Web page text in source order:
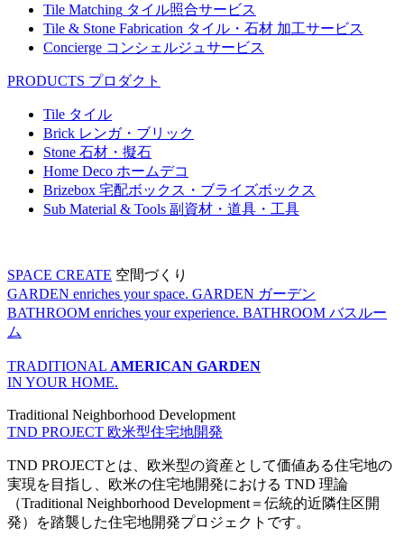
Tile Matching タイル照合サービス
Tile & Stone Fabrication タイル・石材 加工サービス
Concierge コンシェルジュサービス
PRODUCTS プロダクト
Tile タイル
Brick レンガ・ブリック
Stone 石材・擬石
Home Deco ホームデコ
Brizebox 宅配ボックス・ブライズボックス
Sub Material & Tools 副資材・道具・工具
SPACE CREATE 空間づくり
GARDEN enriches your space. GARDEN ガーデン
BATHROOM enriches your experience. BATHROOM バスルー
ム
TRADITIONAL AMERICAN GARDEN
IN YOUR HOME.
Traditional Neighborhood Development
TND PROJECT 欧米型住宅地開発
TND PROJECTとは、欧米型の資産として価値ある住宅地の
実現を目指し、欧米の住宅地開発における TND 理論
（Traditional Neighborhood Development＝伝統的近隣住区開
発）を踏襲した住宅地開発プロジェクトです。